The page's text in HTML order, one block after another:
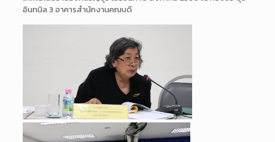
อินทนิล 3 อาคารสำนักงานคณบดี